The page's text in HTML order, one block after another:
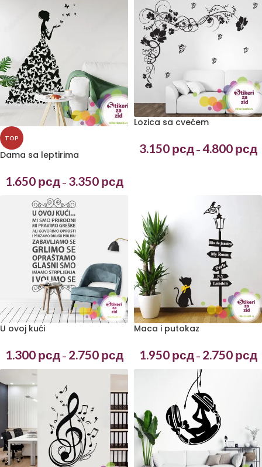
TOP
Dama sa leptirima
1.650 рсд – 3.350 рсд
Lozica sa cvećem
3.150 рсд – 4.800 рсд
U ovoj kući
1.300 рсд – 2.750 рсд
Maca i putokaz
1.950 рсд – 2.750 рсд